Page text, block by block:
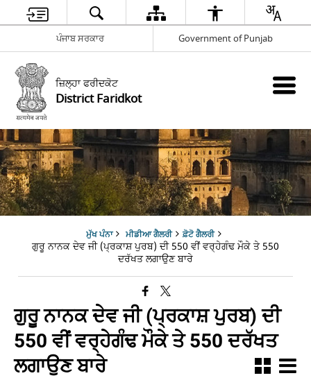
ਪੰਜਾਬ ਸਰਕਾਰ Government of Punjab
ਜ਼ਿਲ੍ਹਾ ਫਰੀਦਕੋਟ
District Faridkot
ਮੁੱਖ ਪੰਨਾ ਮੀਡੀਆ ਗੈਲਰੀ ਫ਼ੋਟੋ ਗੈਲਰੀ
ਗੁਰੂ ਨਾਨਕ ਦੇਵ ਜੀ (ਪ੍ਰਕਾਸ਼ ਪੁਰਬ) ਦੀ 550 ਵੀਂ ਵਰ੍ਹੇਗੰਢ ਮੌਕੇ ਤੇ 550
ਦਰੱਖਤ ਲਗਾਉਣ ਬਾਰੇ
ਗੁਰੂ ਨਾਨਕ ਦੇਵ ਜੀ (ਪ੍ਰਕਾਸ਼ ਪੁਰਬ) ਦੀ
550 ਵੀਂ ਵਰ੍ਹੇਗੰਢ ਮੌਕੇ ਤੇ 550 ਦਰੱਖਤ
ਲਗਾਉਣ ਬਾਰੇ